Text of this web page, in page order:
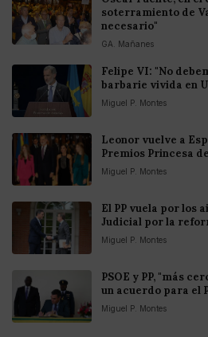
soterramiento de
necesario"
GA. Mañanes
Felipe VI: "No
barbarie vivida en
Miguel P. Montes
Leonor vuelve a
Premios Princesa
Miguel P. Montes
El PP vuela por los
Judicial por la
Miguel P. Montes
PSOE y PP, "más
un acuerdo para el
Miguel P. Montes